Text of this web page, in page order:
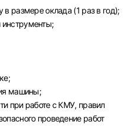
размере оклада (1 раз в год);
машины;
при работе с КМУ, правил
проведение работ